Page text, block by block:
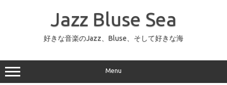
ッ
プ
Jazz Bluse Sea
好きな音楽のJazz、Bluse、そして好きな海
Menu